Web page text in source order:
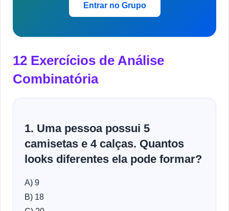
Entrar no Grupo
12 Exercícios de Análise
Combinatória
1. Uma pessoa possui 5
camisetas e 4 calças. Quantos
looks diferentes ela pode formar?
A) 9
B) 18